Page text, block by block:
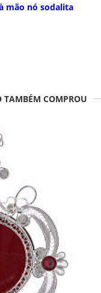
mão nó sodalita
TAMBÉM COMPROU